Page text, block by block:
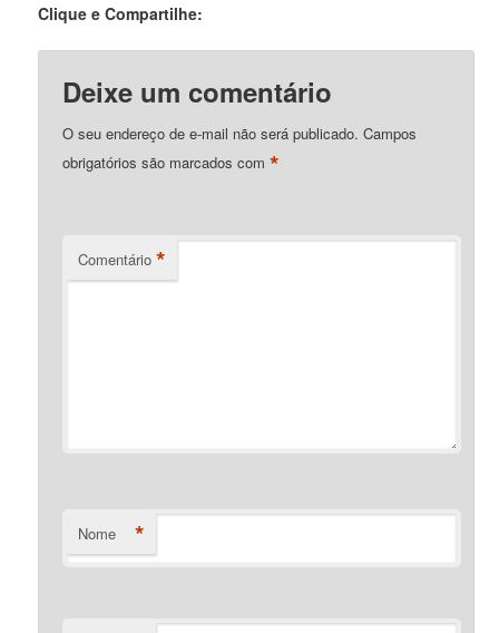
Clique e Compartilhe:
Deixe um comentário
O seu endereço de e-mail não será publicado. Campos
obrigatórios são marcados com*
Comentário *
Nome *